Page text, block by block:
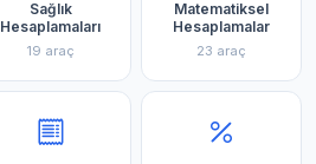
Sağlık
Hesaplamaları
19 araç
Matematiksel
Hesaplamalar
23 araç